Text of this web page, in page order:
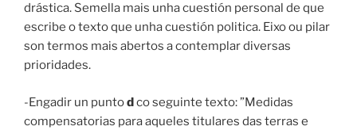
drástica. Semella mais unha cuestión personal de que
escribe o texto que unha cuestión politica. Eixo ou pilar
son termos mais abertos a contemplar diversas
prioridades.
-Engadir un puntodco seguinte texto: ”Medidas
compensatorias para aqueles titulares das terras e